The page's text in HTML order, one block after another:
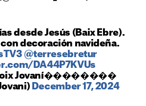
desde Jesús (Baix Ebre).
con decoración navideña.
@terresebretur
DA44P7KVUs
Jovaní��������
December 17, 2024